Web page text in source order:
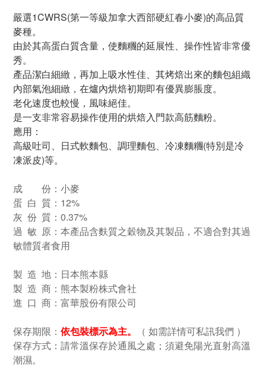
嚴選1CWRS(第一等級加拿大西部硬紅春小麥)的高品質
麥種。
由於其高蛋白質含量，使麵糰的延展性、操作性皆非常優
秀。
產品潔白細緻，再加上吸水性佳、其烤焙出來的麵包組織
內部氣泡細緻，在爐內烘焙初期即有優異膨脹度。
老化速度也較慢，風味絕佳。
是一支非常容易操作使用的烘焙入門款高筋麵粉。
應用：
高級吐司、日式軟麵包、調理麵包、冷凍麵糰(特別是冷
凍派皮)等。
成 份：小麥
蛋 白 質：12%
灰 份 質：0.37%
過 敏 原：本產品含麩質之穀物及其製品，不適合對其過
敏體質者食用
製 造 地：日本熊本縣
製 造 商：熊本製粉株式會社
進 口 商：富華股份有限公司
保存期限： 依包裝標示為主。 （ 如需詳情可私訊我們 ）
保存方式：請常溫保存於通風之處；須避免陽光直射高溫
潮濕。